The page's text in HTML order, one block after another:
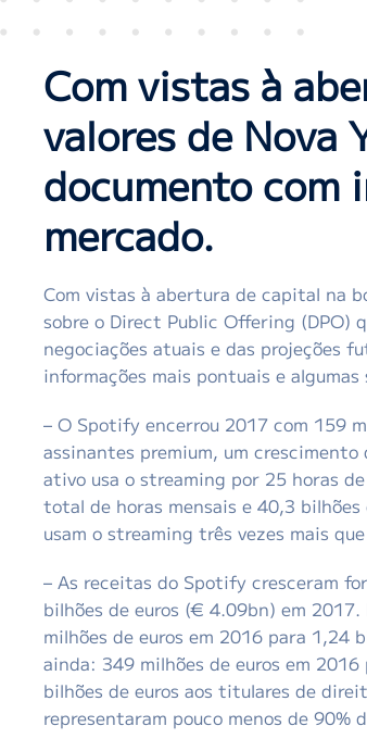
Com vistas à
valores de Nova
documento com
mercado.
Com vistas à abertura de capital na
sobre o Direct Public Offering (DPO)
negociações atuais e das projeções
informações mais pontuais e algumas
– O Spotify encerrou 2017 com 159
assinantes premium, um
ativo usa o streaming por 25 horas
total de horas mensais e 40,3
usam o streaming três vezes mais
– As receitas do Spotify cresceram
bilhões de euros (€ 4.09bn) em
milhões de euros em 2016 para 1,24
ainda: 349 milhões de euros em
bilhões de euros aos titulares de
representaram pouco menos de 90%